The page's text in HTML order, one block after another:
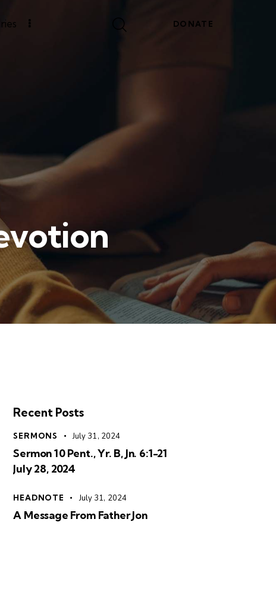
DONATE
Recent Posts
SERMONS July 31, 2024
Sermon 10 Pent., Yr. B, Jn. 6:1-21
July 28, 2024
HEADNOTE July 31, 2024
A Message From Father Jon